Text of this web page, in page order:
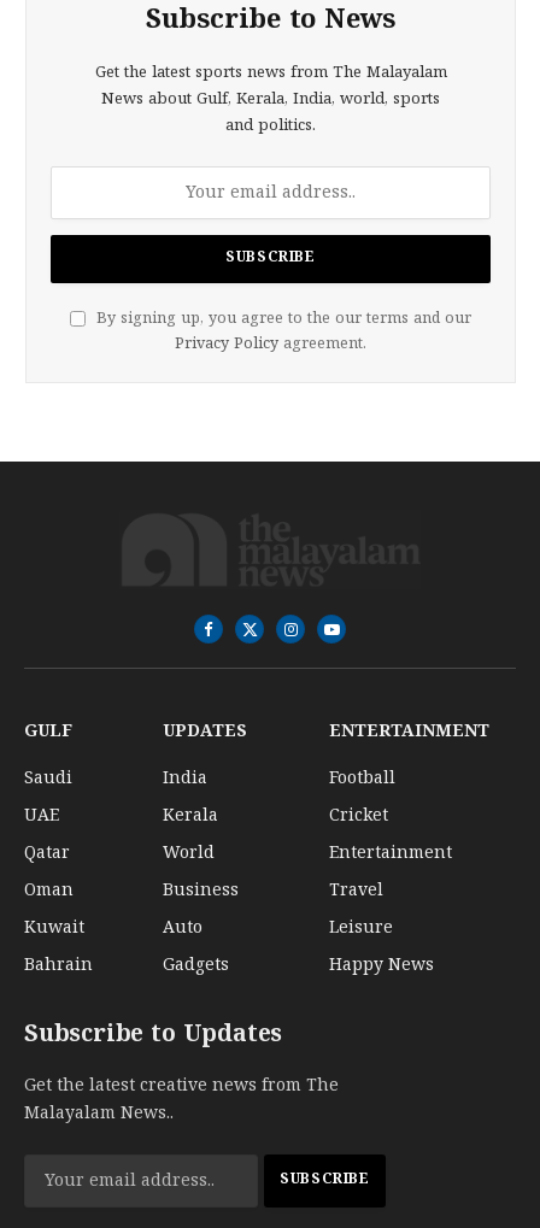
Subscribe to News
Get the latest sports news from The Malayalam
News about Gulf, Kerala, India, world, sports
and politics.
By signing up, you agree to the our terms and our
Privacy Policy agreement.
Facebook
X
(Twitter)
InstagramYouTube
GULF
Saudi
UAE
Qatar
Oman
Kuwait
Bahrain
UPDATES
India
Kerala
World
Business
Auto
Gadgets
ENTERTAINMENT
Football
Cricket
Entertainment
Travel
Leisure
Happy News
Subscribe to Updates
Get the latest creative news from The
Malayalam News..